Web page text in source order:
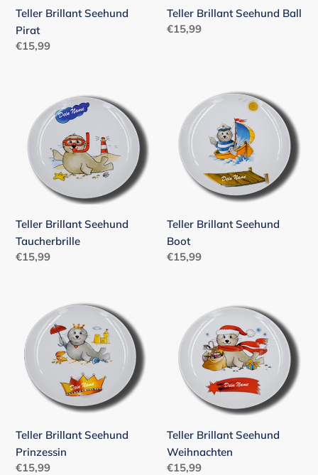
Teller Brillant Seehund
Pirat
Normaler
€15,99
Teller Brillant Seehund Ball
Normaler
€15,99
Brillant
Seehund
Taucherbrille
Teller Brillant Seehund
Taucherbrille
Normaler
€15,99
Brillant
Seehund
Teller Brillant Seehund
Boot
Normaler
€15,99
Brillant
Seehund
Prinzessin
Teller Brillant Seehund
Prinzessin
Normaler
€15,99
Brillant
Seehund
Weihnachten
Teller Brillant Seehund
Weihnachten
Normaler
€15,99